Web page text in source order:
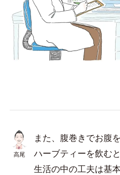
高尾
また、腹巻きでお腹
ハーブティーを飲む
生活の中の工夫は基